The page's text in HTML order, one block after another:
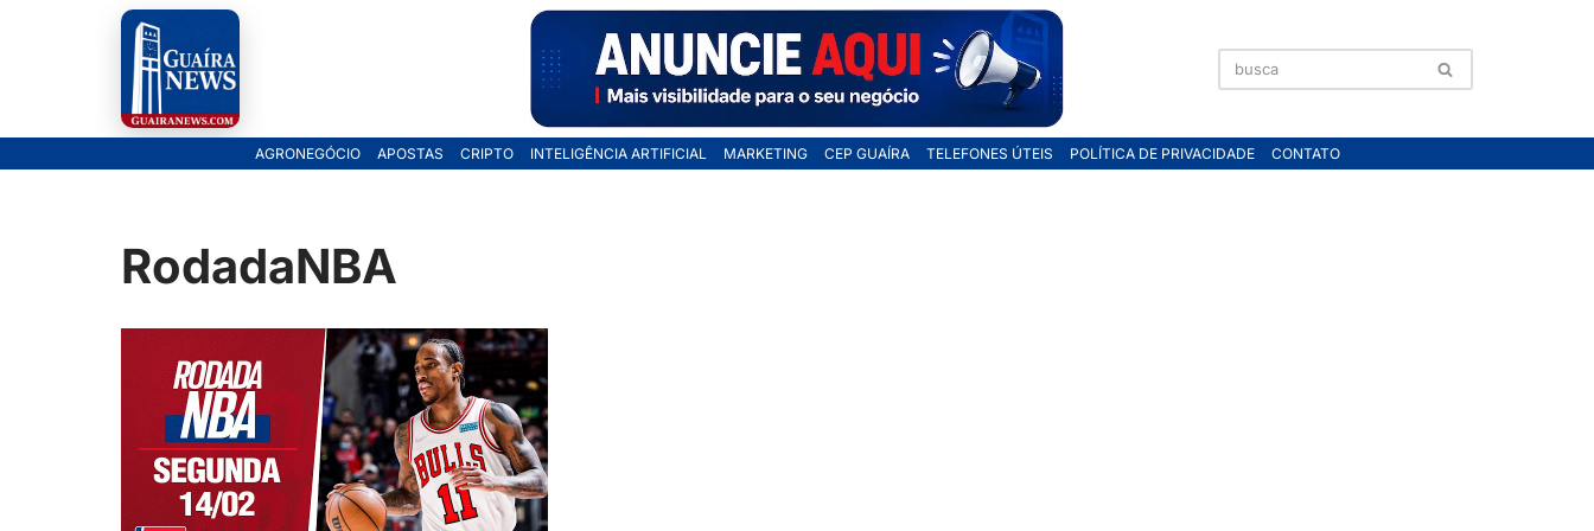
AGRONEGÓCIO APOSTAS CRIPTO INTELIGÊNCIA ARTIFICIAL MARKETING CEP GUAÍRA TELEFONES ÚTEIS POLÍTICA DE PRIVACIDADE CONTATO
RodadaNBA